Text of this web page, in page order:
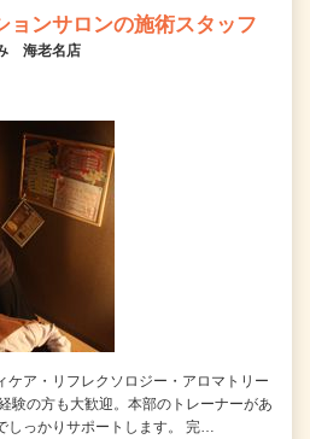
ョンサロンの施術スタッフ
海老名店
ケア・リフレクソロジー・アロマトリー
験の方も大歓迎。本部のトレーナーがあ
しっかりサポートします。 完…